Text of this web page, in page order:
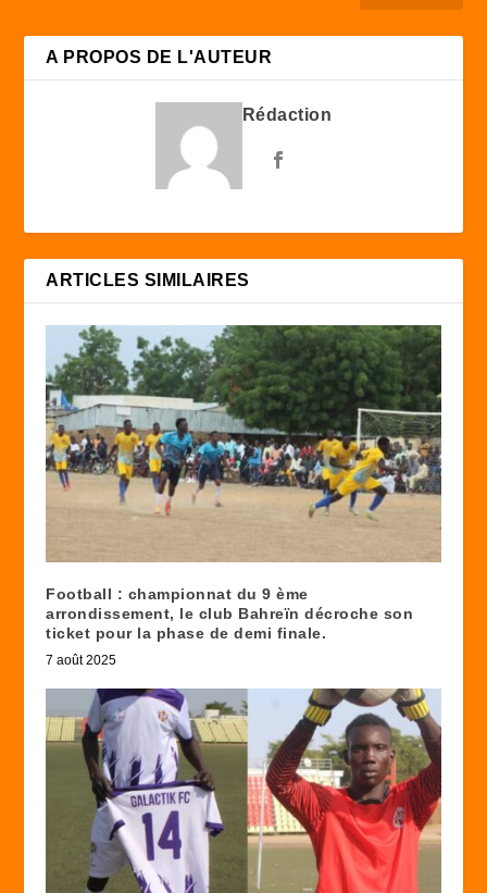
A PROPOS DE L'AUTEUR
Rédaction
ARTICLES SIMILAIRES
Football : championnat du 9 ème
arrondissement, le club Bahreïn décroche son
ticket pour la phase de demi finale.
7 août 2025